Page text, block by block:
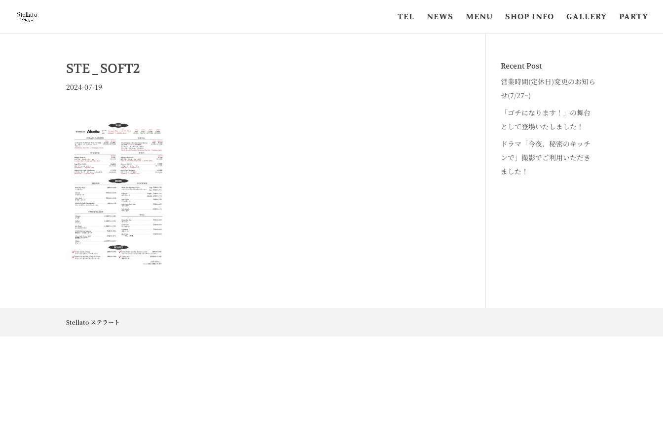
TEL NEWS MENU SHOP INFO GALLERY PARTY
STE_SOFT2
2024-07-19
Recent Post
営業時間(定休日)変更のお知ら
せ(7/27~)
「ゴチになります！」の舞台
として登場いたしました！
ドラマ「今夜、秘密のキッチ
ンで」撮影でご利用いただき
ました！
Stellato ステラート